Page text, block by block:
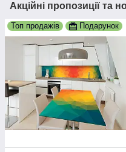
Акційні пропозиції та
Топ продажів Подарунок